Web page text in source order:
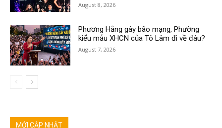
August 8, 2026
Phương Hằng gây bão mạng, Phường
kiểu mẫu XHCN của Tô Lâm đi về đâu?
August 7, 2026
MỚI CẬP NHẬT